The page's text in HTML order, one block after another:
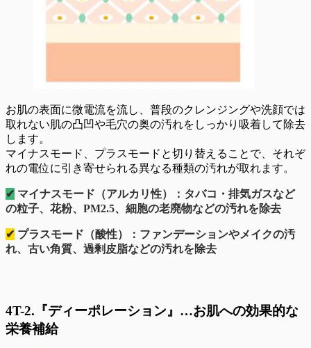
お肌の表面に微電流を流し、普段のクレンジングや洗顔では
取れない肌の凸凹や毛穴の奥の汚れをしっかり吸着して除去
します。
マイナスモード、プラスモードと切り替えることで、それぞ
れの電位に引き寄せられる異なる種類の汚れが取れます。
✔ マイナスモード（アルカリ性）：タバコ・排気ガスなど
の粒子、花粉、PM2.5、細胞の老廃物などの汚れを除去
✔ プラスモード（酸性）：ファンデーションやメイクの汚
れ、古い角質、過剰皮脂などの汚れを除去
4T-2.『ディーポレーション』…お肌への効果的な
栄養補給